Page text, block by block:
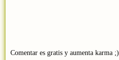
Comentar es gratis y aumenta karma ;)